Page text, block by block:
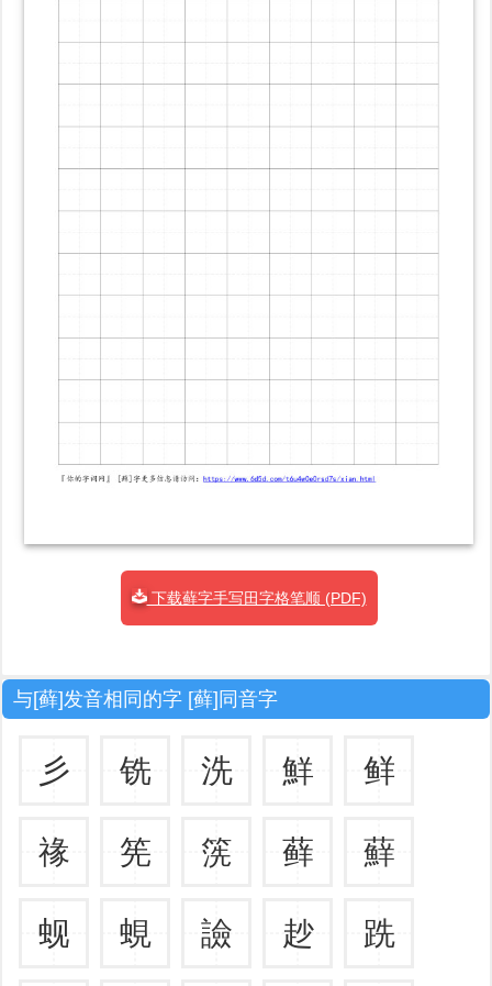
下载藓字手写田字格笔顺 (PDF)
与[藓]发音相同的字 [藓]同音字
彡 铣 洗 鮮 鲜
禒 筅 箲 藓 蘚
蚬 蜆 譣 赻 跣